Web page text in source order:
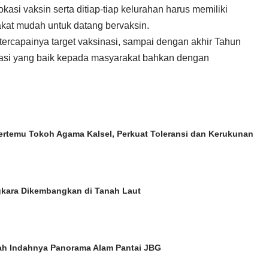
vaksin serta ditiap-tiap kelurahan harus memiliki
mudah untuk datang bervaksin.
target vaksinasi, sampai dengan akhir Tahun
yang baik kepada masyarakat bahkan dengan
Tokoh Agama Kalsel, Perkuat Toleransi dan Kerukunan
Dikembangkan di Tanah Laut
Indahnya Panorama Alam Pantai JBG